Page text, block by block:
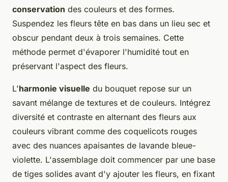
conservation des couleurs et des formes.
Suspendez les fleurs tête en bas dans un lieu sec et
obscur pendant deux à trois semaines. Cette
méthode permet d'évaporer l'humidité tout en
préservant l'aspect des fleurs.
L'harmonie visuelle du bouquet repose sur un
savant mélange de textures et de couleurs. Intégrez
diversité et contraste en alternant des fleurs aux
couleurs vibrant comme des coquelicots rouges
avec des nuances apaisantes de lavande bleue-
violette. L'assemblage doit commencer par une base
de tiges solides avant d'y ajouter les fleurs, en fixant